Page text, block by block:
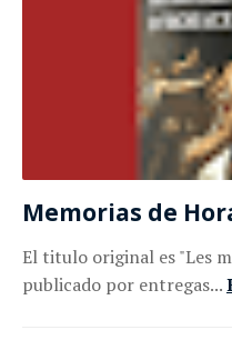
Memorias de
El titulo original es "Les
publicado por entregas...